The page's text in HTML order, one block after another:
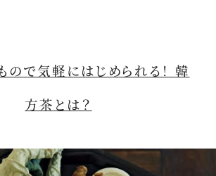
ので気軽にはじめられる！ 韓
方茶とは？